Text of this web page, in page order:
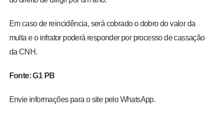
Em caso de reincidência, será cobrado o dobro do valor da
multa e o infrator poderá responder por processo de cassação
da CNH.
Fonte: G1 PB
Envie informações para o site pelo WhatsApp.